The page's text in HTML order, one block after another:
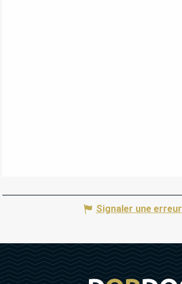
Signaler une erreur